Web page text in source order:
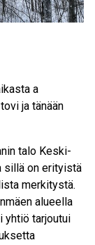
a
ja tänään
talo Keski-
sillä on erityistä
merkitystä.
alueella
yhtiö tarjoutui